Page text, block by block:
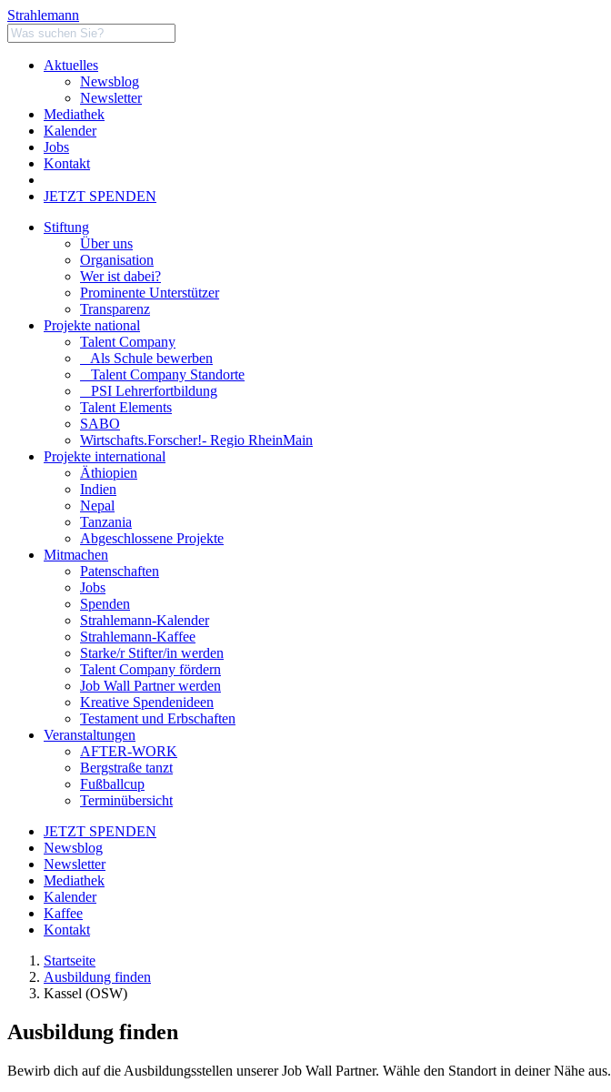
Strahlemann
Aktuelles
Newsblog
Newsletter
Mediathek
Kalender
Jobs
Kontakt
JETZT SPENDEN
Stiftung
Über uns
Organisation
Wer ist dabei?
Prominente Unterstützer
Transparenz
Projekte national
Talent Company
Als Schule bewerben
Talent Company Standorte
PSI Lehrerfortbildung
Talent Elements
SABO
Wirtschafts.Forscher!- Regio RheinMain
Projekte international
Äthiopien
Indien
Nepal
Tanzania
Abgeschlossene Projekte
Mitmachen
Patenschaften
Jobs
Spenden
Strahlemann-Kalender
Strahlemann-Kaffee
Starke/r Stifter/in werden
Talent Company fördern
Job Wall Partner werden
Kreative Spendenideen
Testament und Erbschaften
Veranstaltungen
AFTER-WORK
Bergstraße tanzt
Fußballcup
Terminübersicht
JETZT SPENDEN
Newsblog
Newsletter
Mediathek
Kalender
Kaffee
Kontakt
Startseite
Ausbildung finden
Kassel (OSW)
Ausbildung finden
Bewirb dich auf die Ausbildungsstellen unserer Job Wall Partner. Wähle den Standort in deiner Nähe aus.